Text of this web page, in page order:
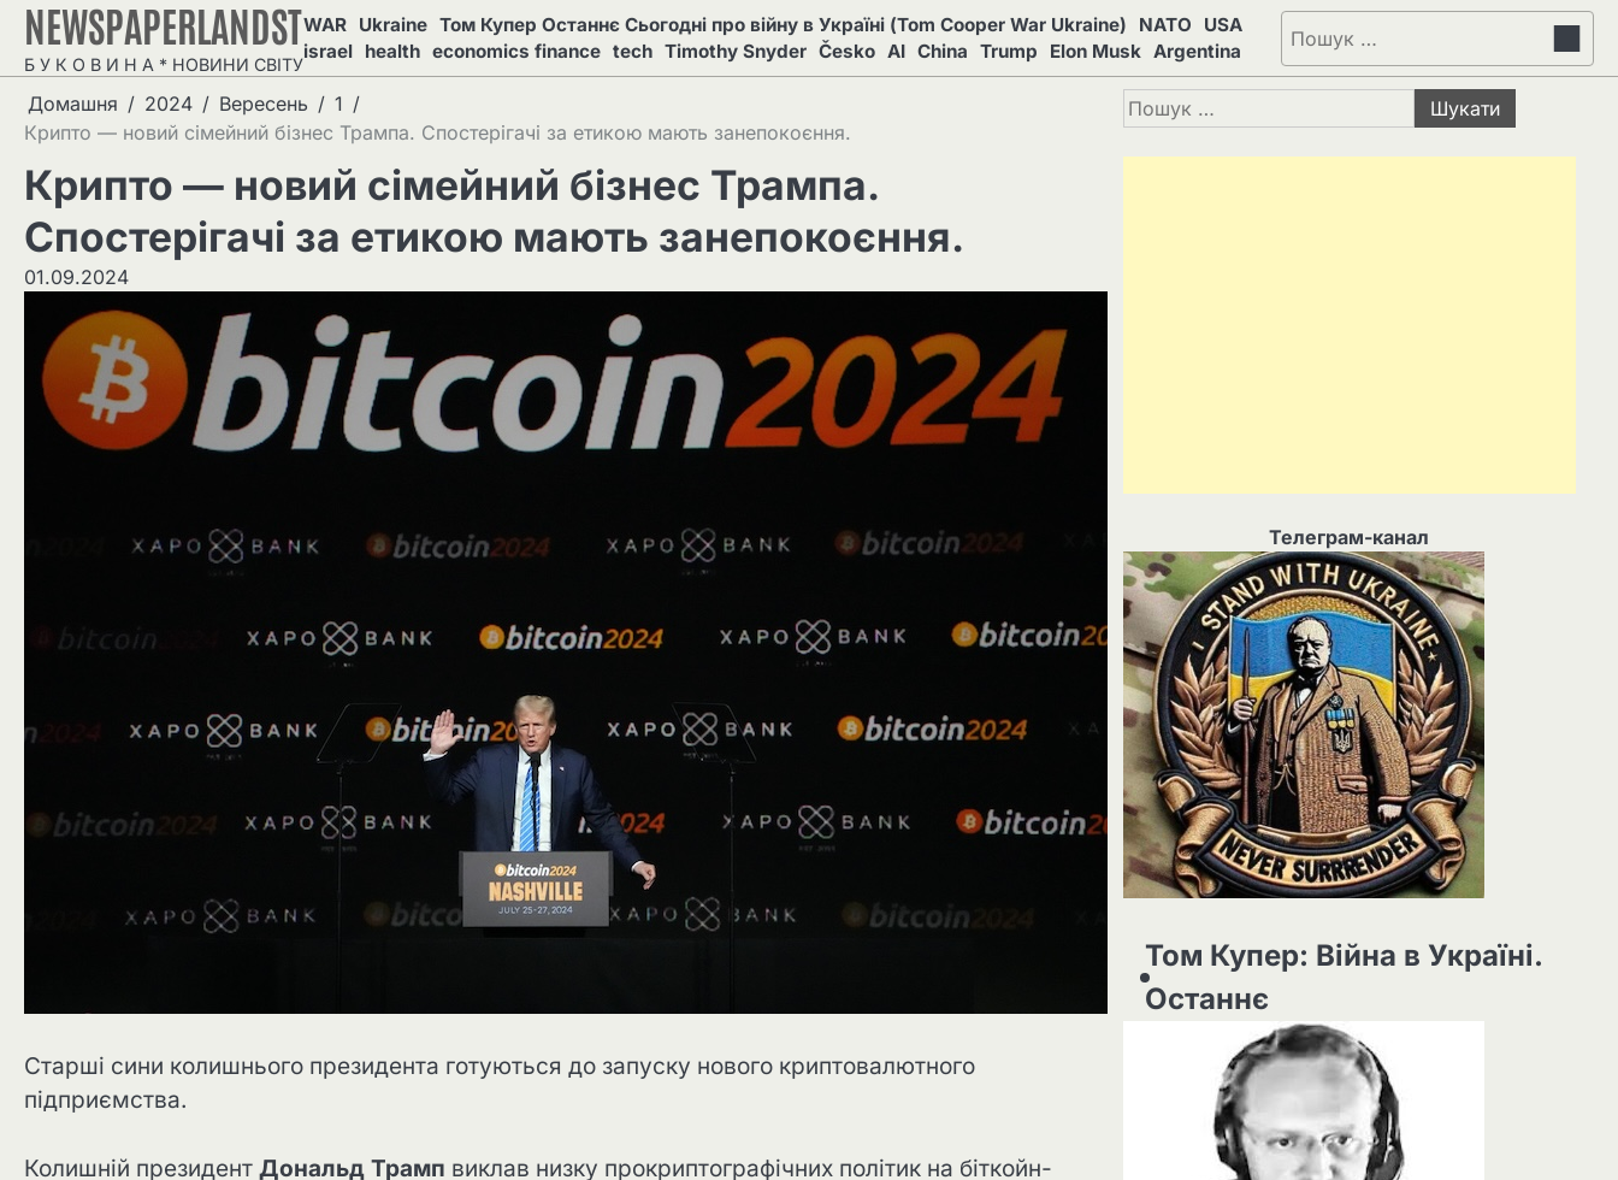
Перейти
вмісту
NEWSPAPERLANDST
Б У К О В И Н А * НОВИНИ СВІТУ
WAR Ukraine Том Купер Останнє Сьогодні про війну в Україні (Tom Cooper War Ukraine) NATO
USA
israel health economics finance tech Timothy Snyder Česko AI China Trump Elon Musk Argentina
Пошук:
Домашня 2024 Вересень
1
Крипто — новий сімейний бізнес Трампа. Спостерігачі за етикою мають занепокоєння.
Крипто — новий сімейний бізнес Трампа.
Спостерігачі за етикою мають занепокоєння.
01.09.2024
Старші сини колишнього президента готуються до запуску нового криптовалютного
підприємства.
Колишній президент Дональд Трамп виклав низку прокриптографічних політик на біткойн-
Пошук:
Телеграм-канал
Том Купер: Війна в Україні.
Останнє